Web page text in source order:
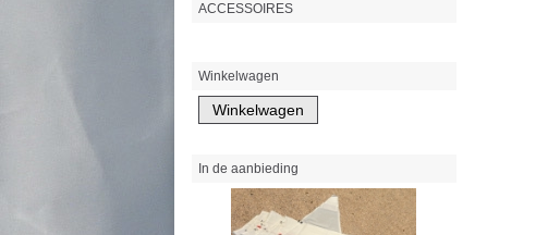
ACCESSOIRES
Winkelwagen
In de aanbieding